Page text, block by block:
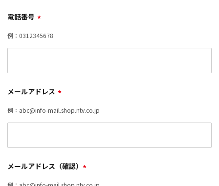
電話番号 *
例：0312345678
メールアドレス *
例：abc@info-mail.shop.ntv.co.jp
メールアドレス（確認） *